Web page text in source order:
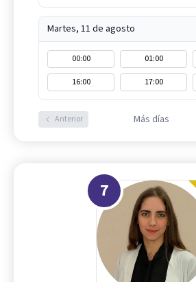
Martes, 11 de agosto
00:00 01:00
16:00
17:00
Anterior Más días
7